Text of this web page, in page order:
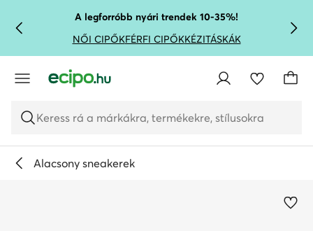
UGRÁS A FŐ TARTALOMRA
UGRÁS A KERESÉSHEZA legforróbb nyári trendek 10-35%!
NŐI CIPŐKFÉRFI CIPŐKKÉZITÁSKÁK
Keress rá a márkákra, termékekre, stílusokra
Alacsony sneakerek